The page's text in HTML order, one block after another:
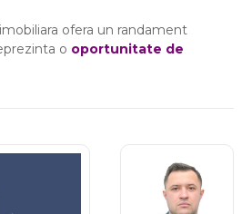
ofera un randament
o oportunitate de